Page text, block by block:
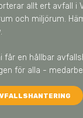
allt ert avfall i
och miljörum.
får en hållbar
för alla -